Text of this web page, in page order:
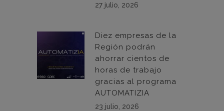
27 julio, 2026
Diez empresas de la
Región podrán
ahorrar cientos de
horas de trabajo
gracias al programa
AUTOMATIZIA
23 julio, 2026